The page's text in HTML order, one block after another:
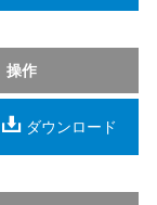
操作
ダウンロード